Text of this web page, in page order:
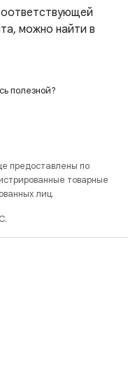
можно найти в
полезной?
предоставлены по
товарные
лиц.